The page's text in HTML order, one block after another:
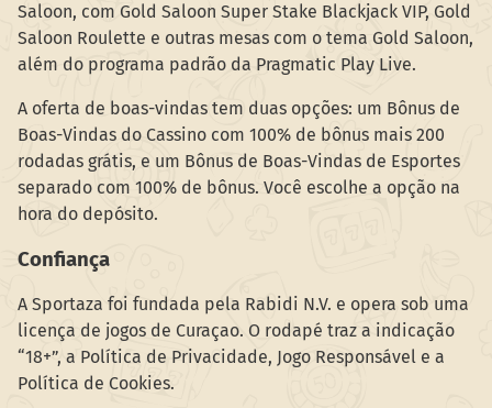
Saloon, com Gold Saloon Super Stake Blackjack VIP, Gold
Saloon Roulette e outras mesas com o tema Gold Saloon,
além do programa padrão da Pragmatic Play Live.
A oferta de boas-vindas tem duas opções: um Bônus de
Boas-Vindas do Cassino com 100% de bônus mais 200
rodadas grátis, e um Bônus de Boas-Vindas de Esportes
separado com 100% de bônus. Você escolhe a opção na
hora do depósito.
Confiança
A Sportaza foi fundada pela Rabidi N.V. e opera sob uma
licença de jogos de Curaçao. O rodapé traz a indicação
“18+”, a Política de Privacidade, Jogo Responsável e a
Política de Cookies.